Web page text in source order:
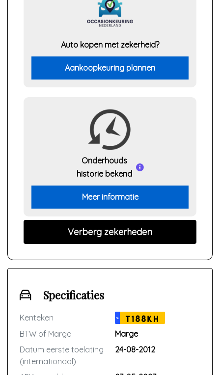
Auto kopen met zekerheid?
Aankoopkeuring plannen
Onderhouds
historie bekend
Meer informatie
Verberg zekerheden
Specificaties
Kenteken NL
T188KH
BTW of Marge
Marge
Datum eerste toelating
(internationaal)
24-08-2012